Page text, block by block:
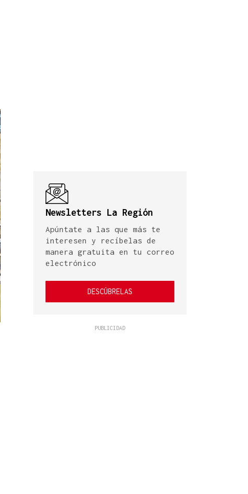
Newsletters La Región
Apúntate a las que más te
interesen y recíbelas de
manera gratuita en tu correo
electrónico
DESCÚBRELAS